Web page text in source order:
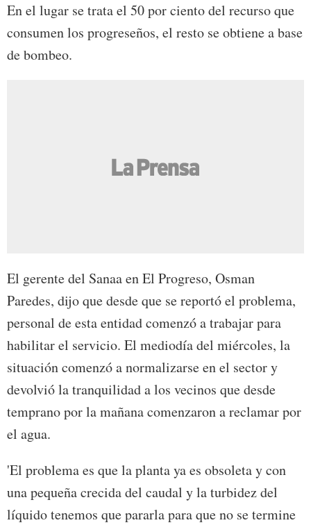
En el lugar se trata el 50 por ciento del recurso que
consumen los progreseños, el resto se obtiene a base
de bombeo.
El gerente del Sanaa en El Progreso, Osman
Paredes, dijo que desde que se reportó el problema,
personal de esta entidad comenzó a trabajar para
habilitar el servicio. El mediodía del miércoles, la
situación comenzó a normalizarse en el sector y
devolvió la tranquilidad a los vecinos que desde
temprano por la mañana comenzaron a reclamar por
el agua.
'El problema es que la planta ya es obsoleta y con
una pequeña crecida del caudal y la turbidez del
líquido tenemos que pararla para que no se termine